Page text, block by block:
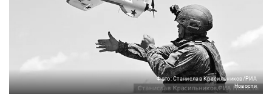
Фото: Станислав Красильников/РИА
Новости